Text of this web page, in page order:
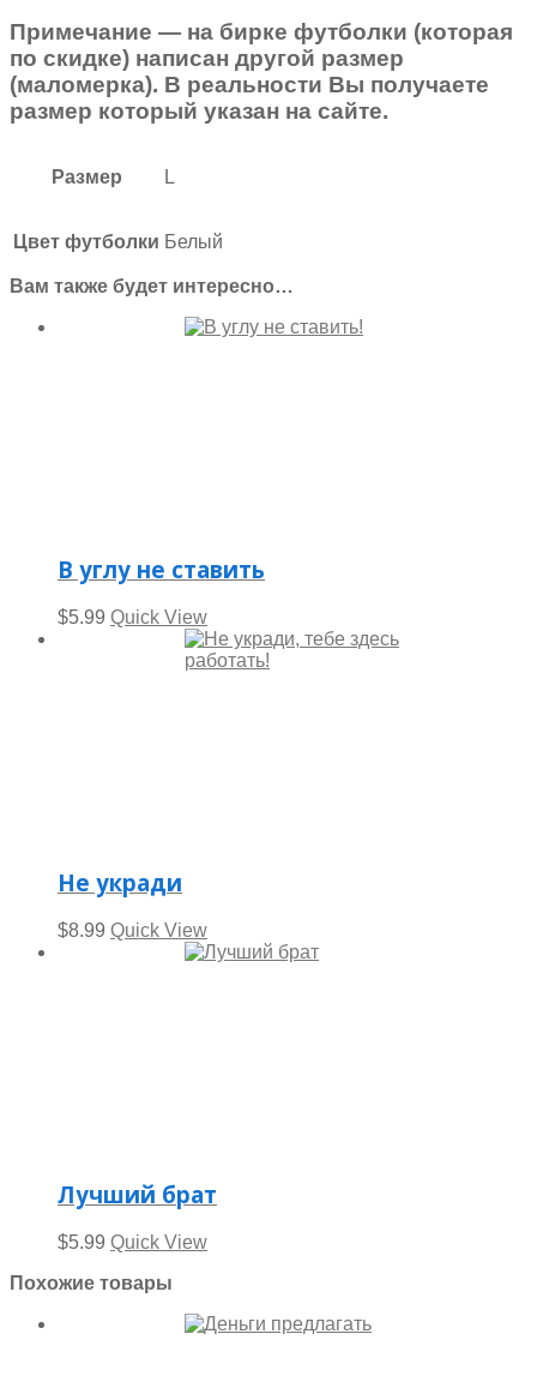
Примечание — на бирке футболки (которая
по скидке) написан другой размер
(маломерка). В реальности Вы получаете
размер который указан на сайте.
Размер L
Цвет футболки Белый
Вам также будет интересно…
В углу не ставить
$5.99 Quick View
Не укради
$8.99 Quick View
Лучший брат
$5.99 Quick View
Похожие товары